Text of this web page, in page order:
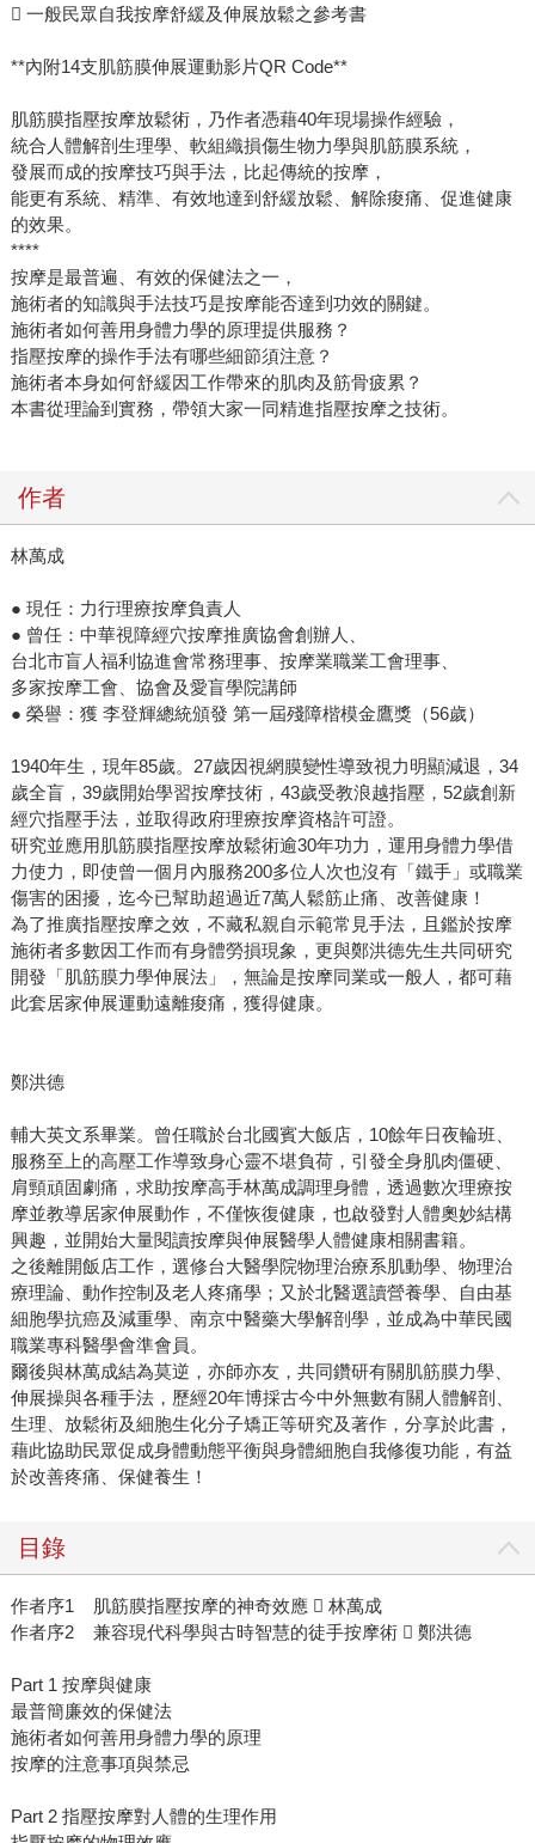
 一般民眾自我按摩舒緩及伸展放鬆之參考書
**內附14支肌筋膜伸展運動影片QR Code**
肌筋膜指壓按摩放鬆術，乃作者憑藉40年現場操作經驗，
統合人體解剖生理學、軟組織損傷生物力學與肌筋膜系統，
發展而成的按摩技巧與手法，比起傳統的按摩，
能更有系統、精準、有效地達到舒緩放鬆、解除痠痛、促進健康
的效果。
****
按摩是最普遍、有效的保健法之一，
施術者的知識與手法技巧是按摩能否達到功效的關鍵。
施術者如何善用身體力學的原理提供服務？
指壓按摩的操作手法有哪些細節須注意？
施術者本身如何舒緩因工作帶來的肌肉及筋骨疲累？
本書從理論到實務，帶領大家一同精進指壓按摩之技術。
作者
林萬成
● 現任：力行理療按摩負責人
● 曾任：中華視障經穴按摩推廣協會創辦人、
台北市盲人福利協進會常務理事、按摩業職業工會理事、
多家按摩工會、協會及愛盲學院講師
● 榮譽：獲 李登輝總統頒發 第一屆殘障楷模金鷹獎（56歲）
1940年生，現年85歲。27歲因視網膜變性導致視力明顯減退，34
歲全盲，39歲開始學習按摩技術，43歲受教浪越指壓，52歲創新
經穴指壓手法，並取得政府理療按摩資格許可證。
研究並應用肌筋膜指壓按摩放鬆術逾30年功力，運用身體力學借
力使力，即使曾一個月內服務200多位人次也沒有「鐵手」或職業
傷害的困擾，迄今已幫助超過近7萬人鬆筋止痛、改善健康！
為了推廣指壓按摩之效，不藏私親自示範常見手法，且鑑於按摩
施術者多數因工作而有身體勞損現象，更與鄭洪德先生共同研究
開發「肌筋膜力學伸展法」，無論是按摩同業或一般人，都可藉
此套居家伸展運動遠離痠痛，獲得健康。
鄭洪德
輔大英文系畢業。曾任職於台北國賓大飯店，10餘年日夜輪班、
服務至上的高壓工作導致身心靈不堪負荷，引發全身肌肉僵硬、
肩頸頑固劇痛，求助按摩高手林萬成調理身體，透過數次理療按
摩並教導居家伸展動作，不僅恢復健康，也啟發對人體奧妙結構
興趣，並開始大量閱讀按摩與伸展醫學人體健康相關書籍。
之後離開飯店工作，選修台大醫學院物理治療系肌動學、物理治
療理論、動作控制及老人疼痛學；又於北醫選讀營養學、自由基
細胞學抗癌及減重學、南京中醫藥大學解剖學，並成為中華民國
職業專科醫學會準會員。
爾後與林萬成結為莫逆，亦師亦友，共同鑽研有關肌筋膜力學、
伸展操與各種手法，歷經20年博採古今中外無數有關人體解剖、
生理、放鬆術及細胞生化分子矯正等研究及著作，分享於此書，
藉此協助民眾促成身體動態平衡與身體細胞自我修復功能，有益
於改善疼痛、保健養生！
目錄
作者序1 肌筋膜指壓按摩的神奇效應  林萬成
作者序2 兼容現代科學與古時智慧的徒手按摩術  鄭洪德
Part 1 按摩與健康
最普簡廉效的保健法
施術者如何善用身體力學的原理
按摩的注意事項與禁忌
Part 2 指壓按摩對人體的生理作用